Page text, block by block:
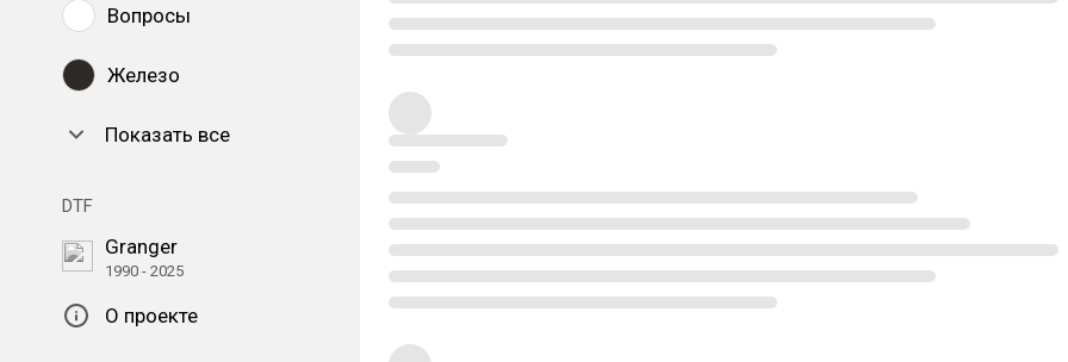
Вопросы
Железо
Показать все
DTF
Granger
1990 - 2025
О проекте